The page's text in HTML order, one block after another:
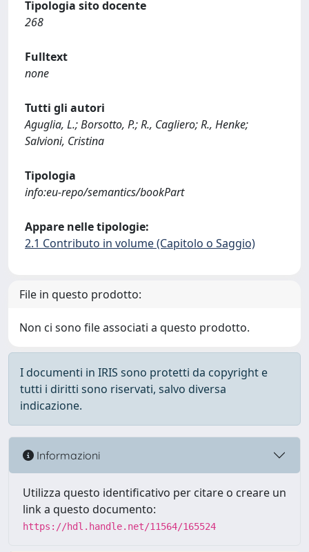
Tipologia sito docente
268
Fulltext
none
Tutti gli autori
Aguglia, L.; Borsotto, P.; R., Cagliero; R., Henke;
Salvioni, Cristina
Tipologia
info:eu-repo/semantics/bookPart
Appare nelle tipologie:
2.1 Contributo in volume (Capitolo o Saggio)
File in questo prodotto:
Non ci sono file associati a questo prodotto.
I documenti in IRIS sono protetti da copyright e
tutti i diritti sono riservati, salvo diversa
indicazione.
Informazioni
Utilizza questo identificativo per citare o creare un
link a questo documento:
https://hdl.handle.net/11564/165524